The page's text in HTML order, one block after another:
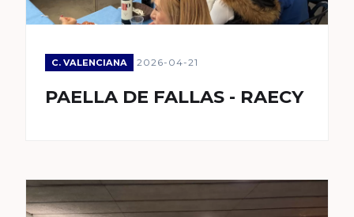
C. VALENCIANA 2026-04-21
PAELLA DE FALLAS - RAECY